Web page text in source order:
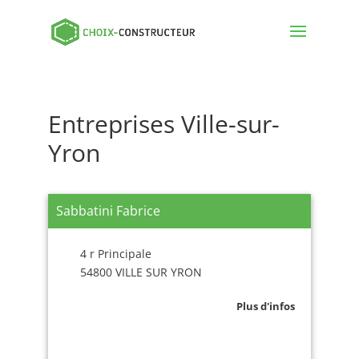
Entreprises Ville-sur-
Yron
Sabbatini Fabrice
4 r Principale
54800 VILLE SUR YRON
Plus d'infos